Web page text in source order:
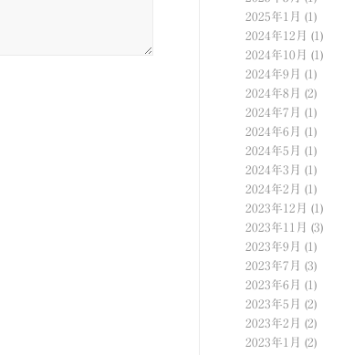
2025年1月
(1)
2024年12月
(1)
2024年10月
(1)
2024年9月
(1)
2024年8月
(2)
2024年7月
(1)
2024年6月
(1)
2024年5月
(1)
2024年3月
(1)
2024年2月
(1)
2023年12月
(1)
2023年11月
(3)
2023年9月
(1)
2023年7月
(3)
2023年6月
(1)
2023年5月
(2)
2023年2月
(2)
2023年1月
(2)